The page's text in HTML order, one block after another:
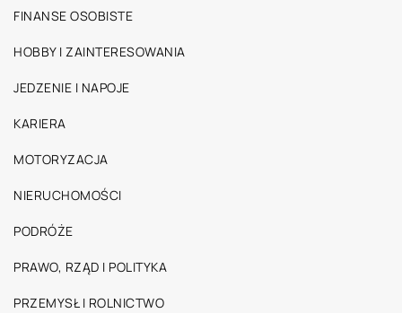
FINANSE OSOBISTE
HOBBY I ZAINTERESOWANIA
JEDZENIE I NAPOJE
KARIERA
MOTORYZACJA
NIERUCHOMOŚCI
PODRÓŻE
PRAWO, RZĄD I POLITYKA
PRZEMYSŁ I ROLNICTWO